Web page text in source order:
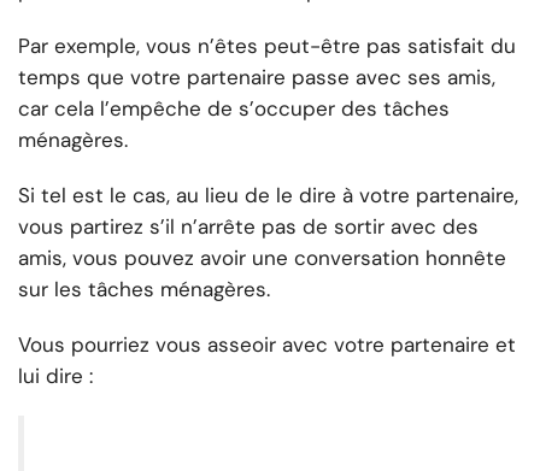
Par exemple, vous n’êtes peut-être pas satisfait du
temps que votre partenaire passe avec ses amis,
car cela l’empêche de s’occuper des tâches
ménagères.
Si tel est le cas, au lieu de le dire à votre partenaire,
vous partirez s’il n’arrête pas de sortir avec des
amis, vous pouvez avoir une conversation honnête
sur les tâches ménagères.
Vous pourriez vous asseoir avec votre partenaire et
lui dire :